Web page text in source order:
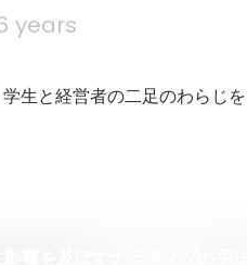
years
生と経営者の二足のわらじを